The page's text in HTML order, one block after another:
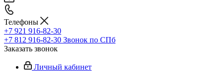
Телефоны
+7 921 916-82-30
+7 812 916-82-30 Звонок по СПб
Заказать звонок
Личный кабинет